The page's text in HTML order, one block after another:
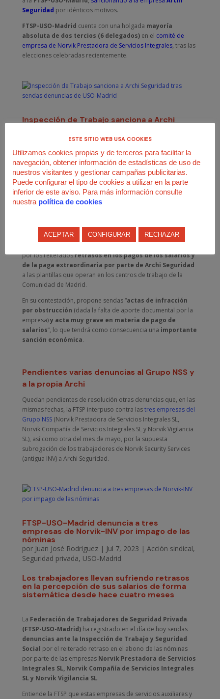
Seguridad por idénticos motivos.
FTSP-USO-Madrid cuenta con una holgada mayoría
absoluta de dos tercios (6 delegados)en el comité de
empresa de Norvik Prestadora de Servicios Integrales, tras las
elecciones celebradas recientemente.
Inspección de Trabajo sanciona a Archi
sindical,Seguridad privada ,USO-Madrid
Considera infracción muy grave el reiterado
retraso en el pago de los salarios y de la
paga extraordinaria de junio
ha estimado lasdenuncias presentadas por la
Federación de Trabajadores de Seguridad Privada
por los reiteradosretrasos en los pagos de los salarios y
de la paga extraordinaria por parte de Archi Seguridad
a las plantillas que operan en los centros de trabajo de la
Comunidad de Madrid.
En su contestación, propone sendas “actas de infracción
por obstrucción (dada la falta de aporte documental por la
empresa)y acta muy grave en materia de pago de
salarios”, lo que tendrá como consecuencia una importante
sanción económica.
Pendientes varias denuncias al Grupo NSS y
a la propia Archi
Quedan pendientes de resolución otras denuncias que, en las
mismas fechas, la FTSP interpuso contra lastres empresas del
Grupo NSS(Norvik Prestadora de Servicios Integrales SL,
Norvik Compañía de Servicios Integrales SL y Norvik Vigilancia
SL), así como otra del mes de mayo, por la supuesta
subrogación de los trabajadores de Norvik Security Services
(antigua INV) a Archi Seguridad.
FTSP-USO-Madrid denuncia a tres
empresas de Norvik-INV por impago de las
nóminas
por Juan José Rodríguez| Jul 7, 2023 | Acción sindical,
Seguridad privada, USO-Madrid
Los trabajadores llevan sufriendo retrasos
en la percepción de sus salarios de forma
sistemática desde hace cuatro meses
La Federación de Trabajadores de Seguridad Privada
(FTSP-USO-Madrid)ha registrado en el día de hoy sendas
denuncias ante la Inspección de Trabajo y Seguridad
Social por el reiterado retraso en el abono de las nóminas
por parte de las empresas Norvik Prestadora de Servicios
Integrales SL, Norvik Compañía de Servicios Integrales
SL y Norvik Vigilancia SL.
Entiende la FTSP que estas empresas de servicios auxiliares y
ESTE SITIO WEB USA COOKIES
Utilizamos cookies propias y de terceros para facilitar la
navegación, obtener información de estadísticas de uso de
nuestros visitantes y gestionar campañas publicitarias.
Puede configurar el tipo de cookies a utilizar en la parte
inferior de este aviso. Para más información consulte
nuestra política de cookies
ACEPTAR CONFIGURAR RECHAZAR